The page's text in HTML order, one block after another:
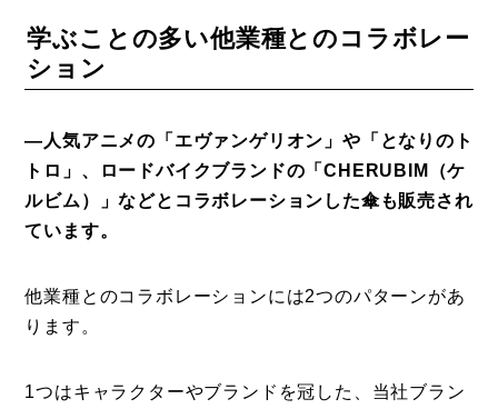
学ぶことの多い他業種とのコラボレー
ション
―人気アニメの「エヴァンゲリオン」や「となりのト
トロ」、ロードバイクブランドの「CHERUBIM（ケ
ルビム）」などとコラボレーションした傘も販売され
ています。
他業種とのコラボレーションには2つのパターンがあ
ります。
1つはキャラクターやブランドを冠した、当社ブラン